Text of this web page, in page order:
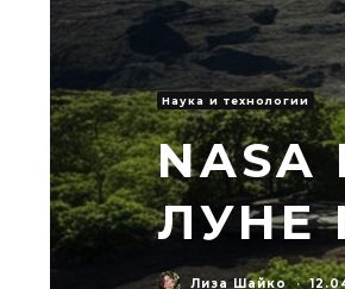
Наука и технологии
ЛУНЕ
Лиза Шайко ·